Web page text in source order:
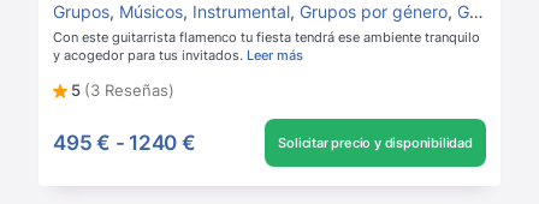
Grupos, Músicos, Instrumental, Grupos por género, Guitarristas
Con este guitarrista flamenco tu fiesta tendrá ese ambiente tranquilo
y acogedor para tus invitados. Leer más
5 (3 Reseñas)
495 € - 1240 € Solicitar precio y disponibilidad